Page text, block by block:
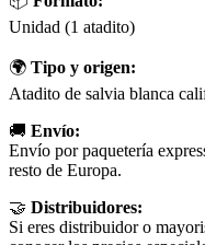
Unidad (1 atadito)
🌍 Tipo y origen:
Atadito de salvia blanca
🚚 Envío:
Envío por paquetería
resto de Europa.
🤝 Distribuidores:
Si eres distribuidor o